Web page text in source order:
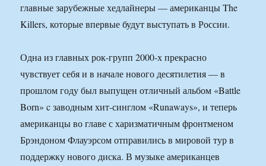
главные зарубежные хедлайнеры — американцы The
Killers, которые впервые будут выступать в России.
Одна из главных рок-групп 2000-х прекрасно
чувствует себя и в начале нового десятилетия — в
прошлом году был выпущен отличный альбом «Battle
Born» c заводным хит-синглом «Runaways», и теперь
американцы во главе с харизматичным фронтменом
Брэндоном Флауэрсом отправились в мировой тур в
поддержку нового диска. В музыке американцев